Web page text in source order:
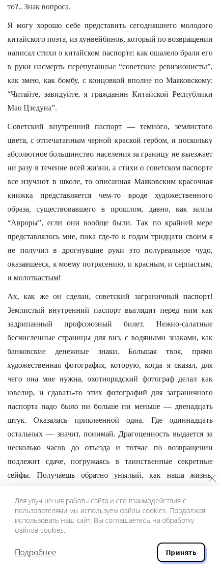
то?.. Знак вопроса.
Я могу хорошо себе представить сегодняшнего молодого
китайского поэта, из хунвейбинов, который по возвращении
написал стихи о китайском паспорте: как ошалело брали его
в руки насмерть перепуганные “советские ревизионисты”,
как змею, как бомбу, с концовкой вполне по Маяковскому:
“Читайте, завидуйте, я гражданин Китайской Республики
Мао Цзедуна”.
Советский внутренний паспорт — темного, землистого
цвета, с отпечатанным черной краской гербом, и поскольку
абсолютное большинство населения за границу не выезжает
ни разу в течение всей жизни, а стихи о советском паспорте
все изучают в школе, то описанная Маяковским красочная
книжка представляется чем-то вроде художественного
образа, существовавшего в прошлом, давно, как залпы
“Авроры”, если они вообще были. Так по крайней мере
представлялось мне, пока где-то к годам тридцати своим я
не получил в дрогнувшие руки это полуреальное чудо,
оказавшееся, к моему потрясению, и красным, и серпастым,
и молоткастым!
Ах, как же он сделан, советский заграничный паспорт!
Землистый внутренний паспорт выглядит перед ним как
задрипанный профсоюзный билет. Нежно-салатные
бесчисленные страницы для виз, с водяными знаками, как
банковские денежные знаки. Большая твоя, прямо
художественная фотография, которую, когда я сказал, для
чего она мне нужна, охотнорядский фотограф делал как
ювелир, и сдавать-то этих фотографий для заграничного
паспорта надо было ни больше ни меньше — двенадцать
штук. Оказалась приклеенной одна. Где одиннадцать
остальных — значит, понимай. Драгоценность выдается за
несколько часов до отъезда и тотчас по возвращении
подлежит сдаче, погружаясь в таинственные секретные
сейфы. Получаешь обратно унылый, как наша жизнь,
Лично я не замечал в глазах заграничных чиновников,
бравших мой паспорт, ни ужаса, ни озабоченности, а скорее
какую-то смесь сожаления, досады, может, холодноватого
сочувствия. В гостиницах его брали официально-
неприязненно: бедность советских, поселяемых в самых
Для улучшения работы сайта и его взаимодействия с
пользователями мы используем файлы cookies. Продолжая
использовать наш сайт, Вы соглашаетесь на обработку
файлов cookies.
Подробнее Принять